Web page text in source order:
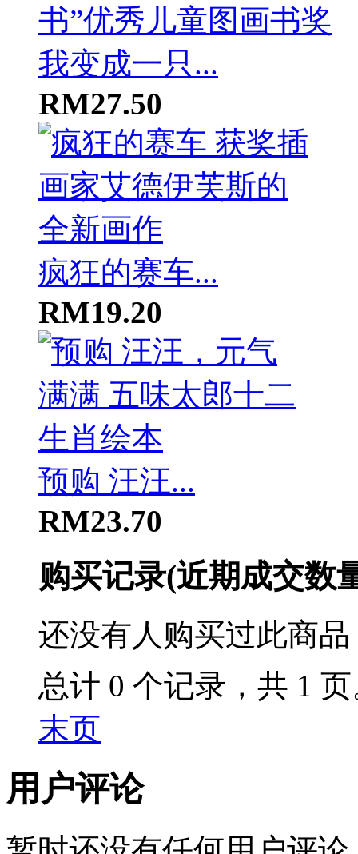
我变成一只...
RM27.50
疯狂的赛车...
RM19.20
预购 汪汪...
RM23.70
购买记录(近期成交数
还没有人购买过此商品
总计 0 个记录，共 1
末页
用户评论